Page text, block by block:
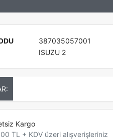
387035057001
ISUZU 2
Kargo
TL + KDV üzeri alışverişleriniz